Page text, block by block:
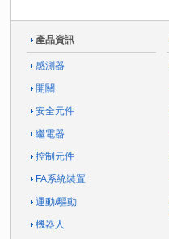
產品資訊
感測器
開關
安全元件
繼電器
控制元件
FA系統裝置
運動/驅動
機器人